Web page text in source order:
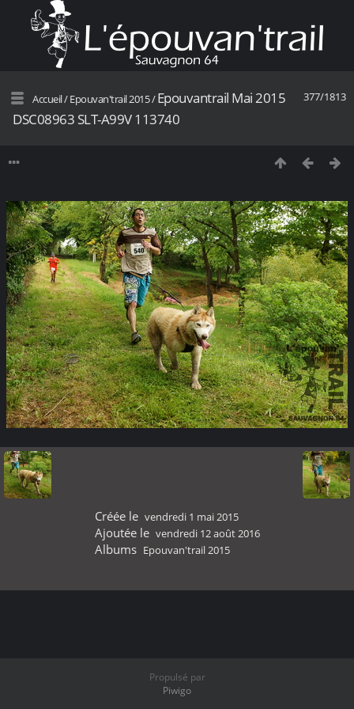
377/1813
Accueil/Epouvan'trail 2015/Epouvantrail Mai 2015
DSC08963 SLT-A99V 113740
Créée le vendredi 1 mai 2015
Ajoutée le vendredi 12 août 2016
Albums Epouvan'trail 2015
Propulsé par
Piwigo